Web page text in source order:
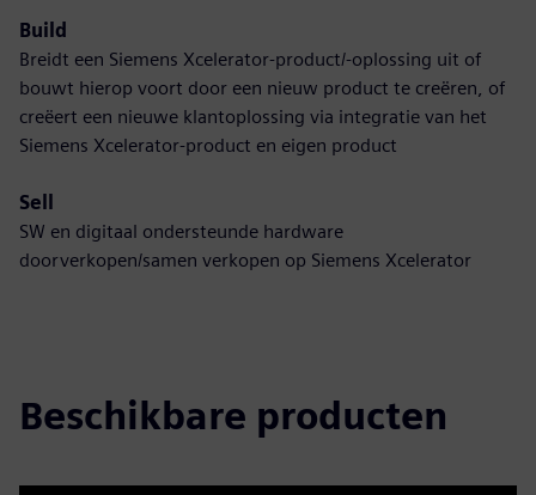
Build
Breidt een Siemens Xcelerator-product/-oplossing uit of
bouwt hierop voort door een nieuw product te creëren, of
creëert een nieuwe klantoplossing via integratie van het
Siemens Xcelerator-product en eigen product
Sell
SW en digitaal ondersteunde hardware
doorverkopen/samen verkopen op Siemens Xcelerator
Beschikbare producten